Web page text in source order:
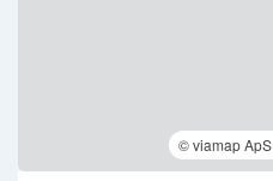
© viamap ApS